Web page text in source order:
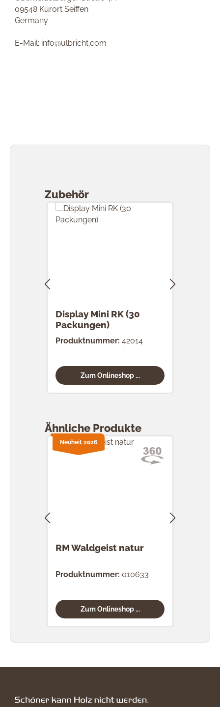
09548 Kurort Seiffen
Germany
E-Mail: info@ulbricht.com
Zubehör
Display Mini RK (30
Packungen)
Produktnummer: 42014
Zum Onlineshop ...
Ähnliche Produkte
RM Waldgeist natur
Produktnummer: 010633
Zum Onlineshop ...
Neuheit 2026